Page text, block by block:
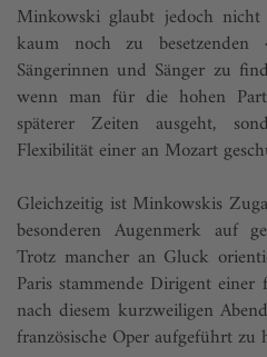
Minkowski glaubt jedoch
kaum noch zu besetzenden
Sängerinnen und Sänger zu
wenn man für die hohen
späterer Zeiten ausgeht,
Flexibilität einer an Mozart
Gleichzeitig ist Minkowskis
besonderen Augenmerk auf
Trotz mancher an Gluck
Paris stammende Dirigent einer
nach diesem kurzweiligen
französische Oper aufgeführt zu